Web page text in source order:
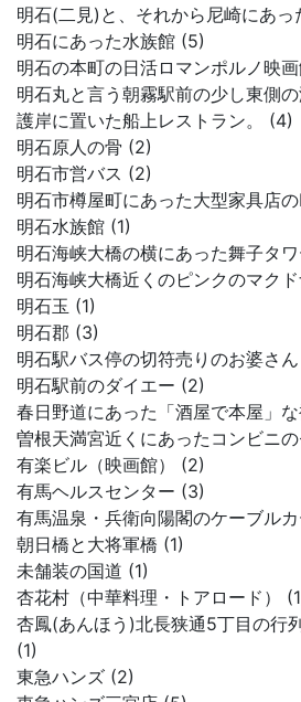
明石(二見)と、それから尼崎にあ
明石にあった水族館 (5)
明石の本町の日活ロマンポルノ映
明石丸と言う朝霧駅前の少し東側
護岸に置いた船上レストラン。 (4)
明石原人の骨 (2)
明石市営バス (2)
明石市樽屋町にあった大型家具店
明石水族館 (1)
明石海峡大橋の横にあった舞子タ
明石海峡大橋近くのピンクのマク
明石玉 (1)
明石郡 (3)
明石駅バス停の切符売りのお婆さん
明石駅前のダイエー (2)
春日野道にあった「酒屋で本屋」
曽根天満宮近くにあったコンビニ
有楽ビル（映画館） (2)
有馬ヘルスセンター (3)
有馬温泉・兵衛向陽閣のケーブル
朝日橋と大将軍橋 (1)
未舗装の国道 (1)
杏花村（中華料理・トアロード）
杏鳳(あんほう)北長狭通5丁目の行
(1)
東急ハンズ (2)